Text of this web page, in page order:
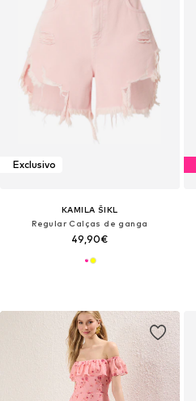
Exclusivo
KAMILA ŠIKL
Regular Calças de ganga
49,90€